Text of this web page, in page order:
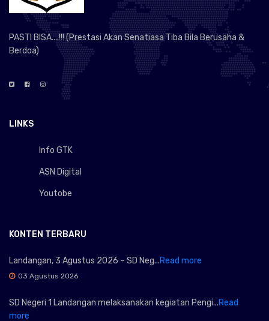
PASTI BISA....!!! (Prestasi Akan Senatiasa Tiba Bila Berusaha &
Berdoa)
LINKS
Info GTK
ASN Digital
Youtobe
KONTEN TERBARU
Landangan, 3 Agustus 2026 – SD Neg...Read more
03 Agustus 2026
SD Negeri 1 Landangan melaksanakan kegiatan Pengi...Read
more